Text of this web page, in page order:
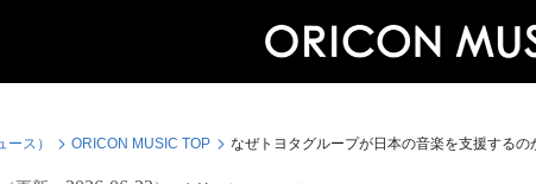
ス） ORICON MUSIC TOP なぜトヨタグループが日本の音楽を支援する